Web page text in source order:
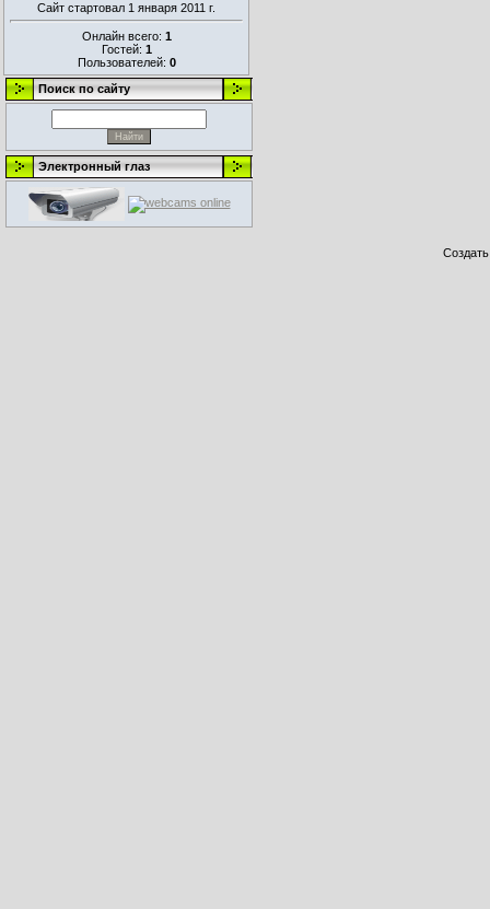
Сайт стартовал 1 января 2011 г.
Онлайн всего: 1
Гостей: 1
Пользователей: 0
Поиск по сайту
Электронный глаз